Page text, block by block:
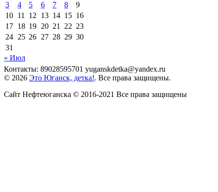
3
4 5 6 7 8
9
10 11 12 13 14 15 16
17 18 19 20 21 22 23
24 25 26 27 28 29 30
31
« Июл
Контакты: 89028595701 yuganskdetka@yandex.ru
© 2026 Это Юганск, детка!. Все права защищены.
Сайт Нефтеюганска © 2016-2021 Все права защищены